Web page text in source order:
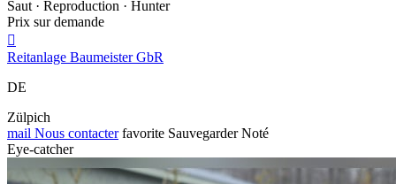
Saut · Reproduction · Hunter
Prix sur demande

Reitanlage Baumeister GbR
DE
Zülpich
mail Nous contacter favorite Sauvegarder Noté
Eye-catcher